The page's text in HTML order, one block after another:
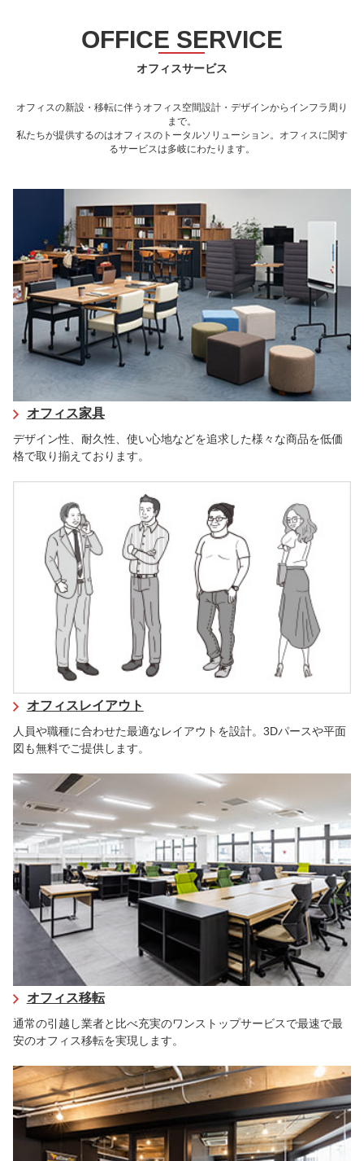
OFFICE SERVICE
オフィスサービス
オフィスの新設・移転に伴うオフィス空間設計・デザインからインフラ周り
まで。
私たちが提供するのはオフィスのトータルソリューション。オフィスに関す
るサービスは多岐にわたります。
オフィス家具
デザイン性、耐久性、使い心地などを追求した様々な商品を低価
格で取り揃えております。
オフィスレイアウト
人員や職種に合わせた最適なレイアウトを設計。3Dパースや平面
図も無料でご提供します。
オフィス移転
通常の引越し業者と比べ充実のワンストップサービスで最速で最
安のオフィス移転を実現します。